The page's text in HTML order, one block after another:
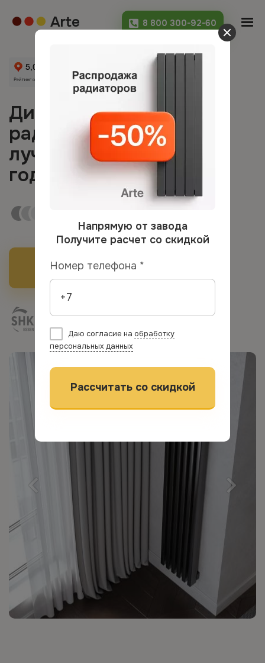
Arte 8 800 300-92-60
Дизайнерские
радиаторы Arte:
лучшие модели 2026
года от 7500 ₽
1838 цветов и оттенков
под ваш интерьер
Рассчитать стоимость
Напрямую от завода
Получите расчет со скидкой
Номер телефона *
Даю согласие на обработку
персональных данных
Рассчитать со скидкой